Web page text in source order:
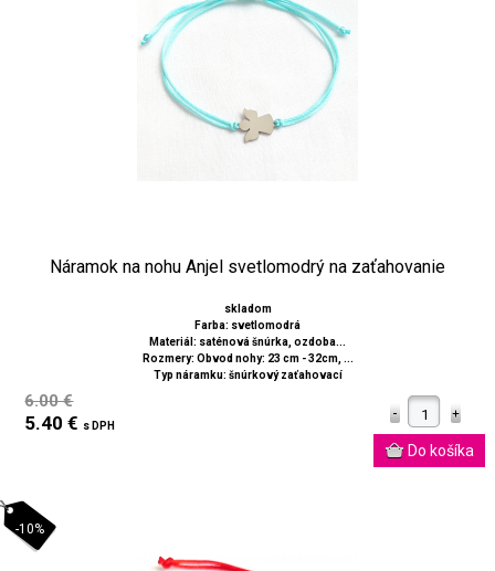
Náramok na nohu Anjel svetlomodrý na zaťahovanie
skladom
Farba: svetlomodrá
Materiál: saténová šnúrka, ozdoba...
Rozmery: Obvod nohy: 23 cm - 32cm, ...
Typ náramku: šnúrkový zaťahovací
6.00 €
5.40 € s DPH
-10%